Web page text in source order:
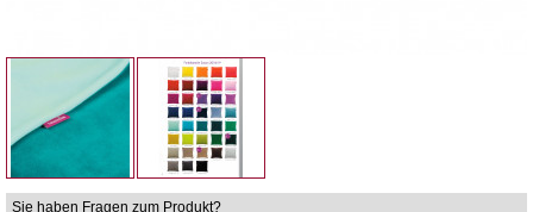
Sie haben Fragen zum Produkt?